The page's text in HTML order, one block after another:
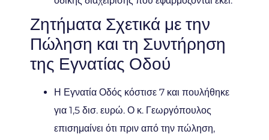
Ζητήματα Σχετικά με την
Πώληση και τη Συντήρηση
της Εγνατίας Οδού
Η Εγνατία Οδός κόστισε 7 και πουλήθηκε
για 1,5 δισ. ευρώ. Ο κ. Γεωργόπουλος
επισημαίνει ότι πριν από την πώληση,